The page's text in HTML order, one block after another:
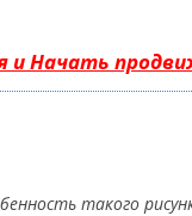
и Начать
такого